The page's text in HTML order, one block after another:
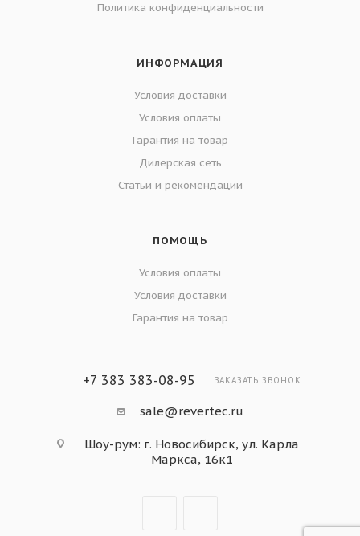
Политика конфиденциальности
ИНФОРМАЦИЯ
Условия доставки
Условия оплаты
Гарантия на товар
Дилерская сеть
Статьи и рекомендации
ПОМОЩЬ
Условия оплаты
Условия доставки
Гарантия на товар
+7 383 383-08-95 ЗАКАЗАТЬ ЗВОНОК
sale@revertec.ru
Шоу-рум: г. Новосибирск, ул. Карла
Маркса, 16к1